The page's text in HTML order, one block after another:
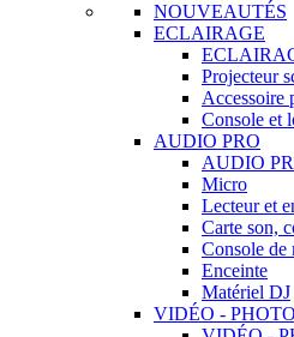
NOUVEAUTÉS
ECLAIRAGE
Projecteur
Accessoire
Console et
AUDIO PRO
AUDIO
Micro
Lecteur et
Carte son,
Console de
Enceinte
Matériel DJ
VIDÉO - PHOTO